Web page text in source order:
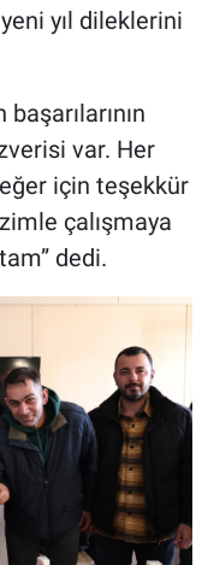
yıl dileklerini
var. Her
için teşekkür
çalışmaya
dedi.